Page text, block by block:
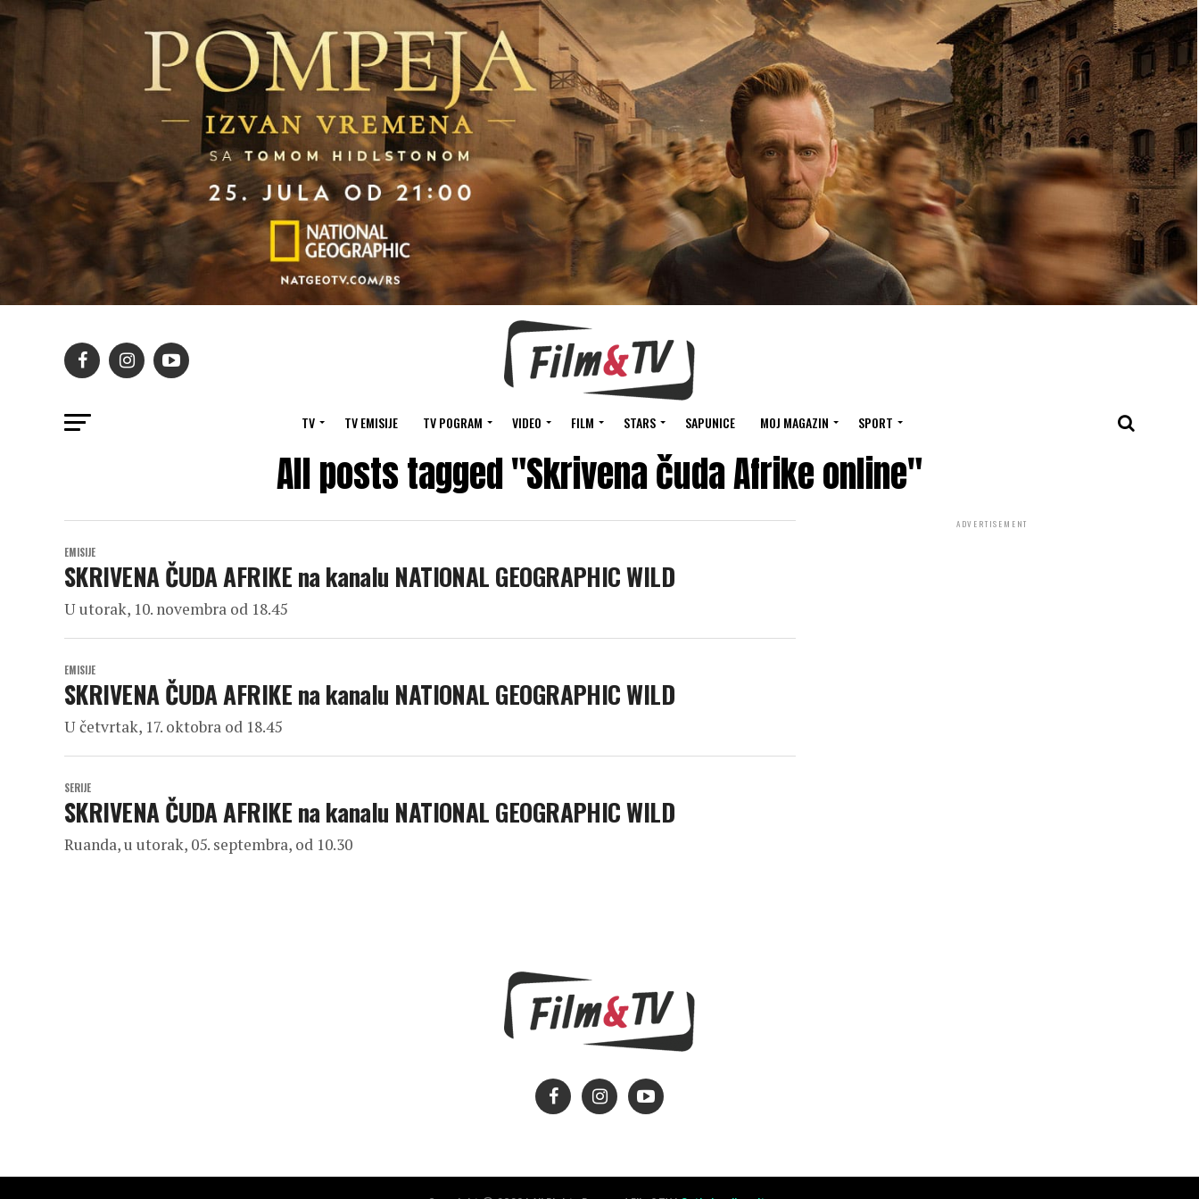
TV TV EMISIJE TV POGRAM VIDEO FILM STARS SAPUNICE MOJ MAGAZIN SPORT
All posts tagged "Skrivena čuda Afrike online"
EMISIJE
SKRIVENA ČUDA AFRIKE na kanalu NATIONAL GEOGRAPHIC WILD
U utorak, 10. novembra od 18.45
EMISIJE
SKRIVENA ČUDA AFRIKE na kanalu NATIONAL GEOGRAPHIC WILD
U četvrtak, 17. oktobra od 18.45
SERIJE
SKRIVENA ČUDA AFRIKE na kanalu NATIONAL GEOGRAPHIC WILD
Ruanda, u utorak, 05. septembra, od 10.30
ADVERTISEMENT